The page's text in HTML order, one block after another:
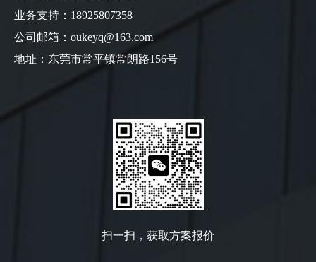
业务支持：18925807358
公司邮箱：oukeyq@163.com
地址：东莞市常平镇常朗路156号
扫一扫，获取方案报价